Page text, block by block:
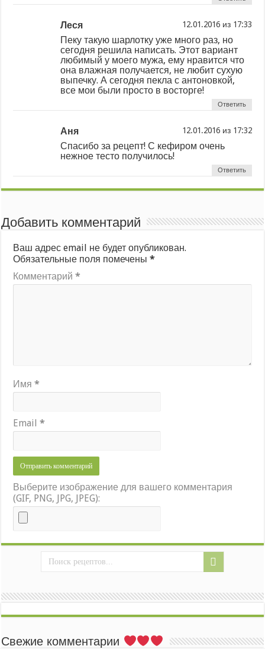
Леся из
Пеку такую шарлотку уже много раз, но
сегодня решила написать. Этот вариант
любимый у моего мужа, ему нравится что
она влажная получается, не любит сухую
выпечку. А сегодня пекла с антоновкой,
все мои были просто в восторге!
Ответить
Аня из
Спасибо за рецепт! С кефиром очень
нежное тесто получилось!
Ответить
Добавить комментарий
Ваш адрес email не будет опубликован.
Обязательные поля помечены*
Комментарий*
Имя*
Email*
Выберите изображение для вашего комментария
(GIF, PNG, JPG, JPEG):
Свежие комментарии